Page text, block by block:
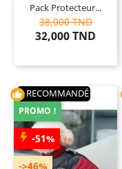
Pack Protecteur...
38,000 TND
32,000 TND
thumb_up RECOMMANDÉ
-51%
->46%
PROMO !